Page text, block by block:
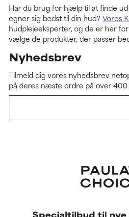
Har du brug for hjælp til at finde
egner sig bedst til din hud? Vores
hudplejeeksperter, og de er her
vælge de produkter, der passer
Nyhedsbrev
Tilmeld dig vores nyhedsbrev
på deres næste ordre på over 400
Specialtilbud til